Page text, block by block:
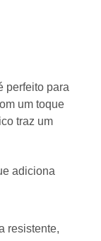
perfeito para
um toque
traz um
adiciona
resistente,